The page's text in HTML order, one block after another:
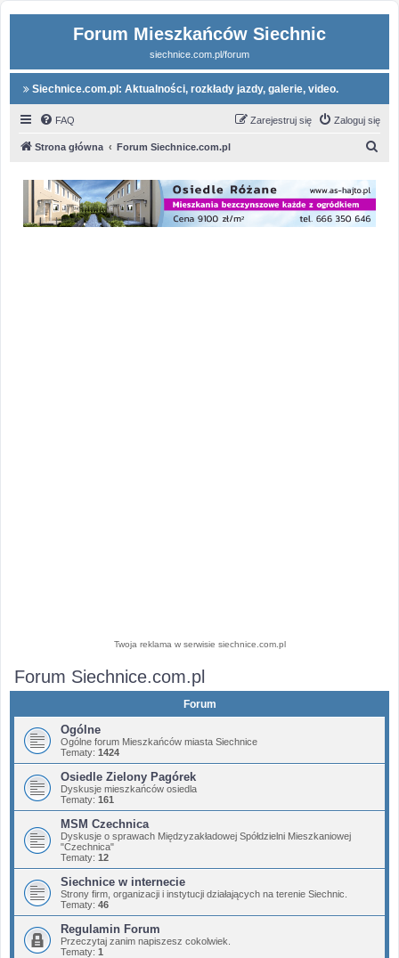
Forum Mieszkańców Siechnic
siechnice.com.pl/forum
Siechnice.com.pl: Aktualności, rozkłady jazdy, galerie, video.
FAQ Zaloguj się
Zarejestruj się
Strona główna Forum Siechnice.com.pl
Twoja reklama w serwisie siechnice.com.pl
Forum Siechnice.com.pl
Forum
Ogólne
Ogólne forum Mieszkańców miasta Siechnice
Tematy: 1424
Osiedle Zielony Pagórek
Dyskusje mieszkańców osiedla
Tematy: 161
MSM Czechnica
Dyskusje o sprawach Międzyzakładowej Spółdzielni Mieszkaniowej
"Czechnica"
Tematy: 12
Siechnice w internecie
Strony firm, organizacji i instytucji działających na terenie Siechnic.
Tematy: 46
Regulamin Forum
Przeczytaj zanim napiszesz cokolwiek.
Tematy: 1